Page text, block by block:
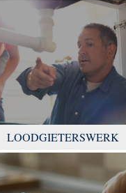
LOODGIETERSWERK